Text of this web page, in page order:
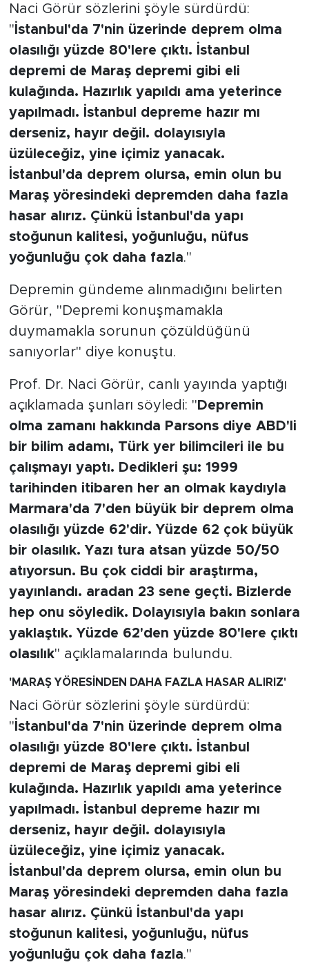
Naci Görür sözlerini şöyle sürdürdü:
" İstanbul'da 7'nin üzerinde deprem olma
olasılığı yüzde 80'lere çıktı. İstanbul
depremi de Maraş depremi gibi eli
kulağında. Hazırlık yapıldı ama yeterince
yapılmadı. İstanbul depreme hazır mı
derseniz, hayır değil. dolayısıyla
üzüleceğiz, yine içimiz yanacak.
İstanbul'da deprem olursa, emin olun bu
Maraş yöresindeki depremden daha fazla
hasar alırız. Çünkü İstanbul'da yapı
stoğunun kalitesi, yoğunluğu, nüfus
yoğunluğu çok daha fazla."
Depremin gündeme alınmadığını belirten
Görür, "Depremi konuşmamakla
duymamakla sorunun çözüldüğünü
sanıyorlar" diye konuştu.
Prof. Dr. Naci Görür, canlı yayında yaptığı
açıklamada şunları söyledi: " Depremin
olma zamanı hakkında Parsons diye ABD'li
bir bilim adamı, Türk yer bilimcileri ile bu
çalışmayı yaptı. Dedikleri şu: 1999
tarihinden itibaren her an olmak kaydıyla
Marmara'da 7'den büyük bir deprem olma
olasılığı yüzde 62'dir. Yüzde 62 çok büyük
bir olasılık. Yazı tura atsan yüzde 50/50
atıyorsun. Bu çok ciddi bir araştırma,
yayınlandı. aradan 23 sene geçti. Bizlerde
hep onu söyledik. Dolayısıyla bakın sonlara
yaklaştık. Yüzde 62'den yüzde 80'lere çıktı
olasılık" açıklamalarında bulundu.
'MARAŞ YÖRESİNDEN DAHA FAZLA HASAR ALIRIZ'
Naci Görür sözlerini şöyle sürdürdü:
" İstanbul'da 7'nin üzerinde deprem olma
olasılığı yüzde 80'lere çıktı. İstanbul
depremi de Maraş depremi gibi eli
kulağında. Hazırlık yapıldı ama yeterince
yapılmadı. İstanbul depreme hazır mı
derseniz, hayır değil. dolayısıyla
üzüleceğiz, yine içimiz yanacak.
İstanbul'da deprem olursa, emin olun bu
Maraş yöresindeki depremden daha fazla
hasar alırız. Çünkü İstanbul'da yapı
stoğunun kalitesi, yoğunluğu, nüfus
yoğunluğu çok daha fazla."